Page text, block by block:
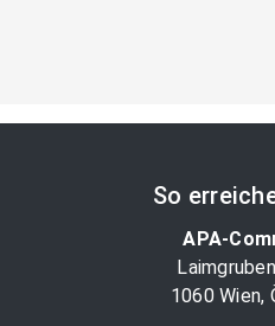
So
APA-
1060 Wien,